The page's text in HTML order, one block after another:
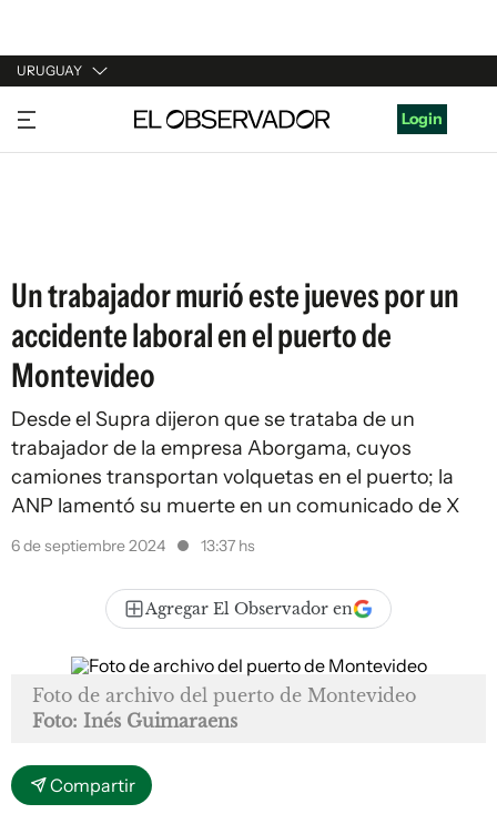
URUGUAY
URUGUAY
ARGENTINA
Login
Un trabajador murió este jueves por un
accidente laboral en el puerto de
Montevideo
Desde el Supra dijeron que se trataba de un
trabajador de la empresa Aborgama, cuyos
camiones transportan volquetas en el puerto; la
ANP lamentó su muerte en un comunicado de X
6 de septiembre 2024 13:37 hs
Agregar El Observador en
Foto de archivo del puerto de Montevideo
Foto: Inés Guimaraens
Compartir